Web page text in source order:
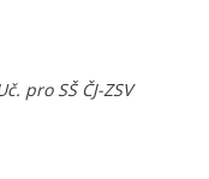
pro SŠ ČJ-ZSV